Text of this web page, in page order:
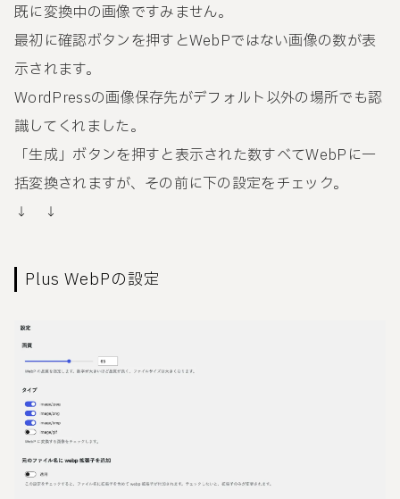
既に変換中の画像ですみません。
最初に確認ボタンを押すとWebPではない画像の数が表
示されます。
WordPressの画像保存先がデフォルト以外の場所でも認
識してくれました。
「生成」ボタンを押すと表示された数すべてWebPに一
括変換されますが、その前に下の設定をチェック。
↓ ↓
Plus WebPの設定